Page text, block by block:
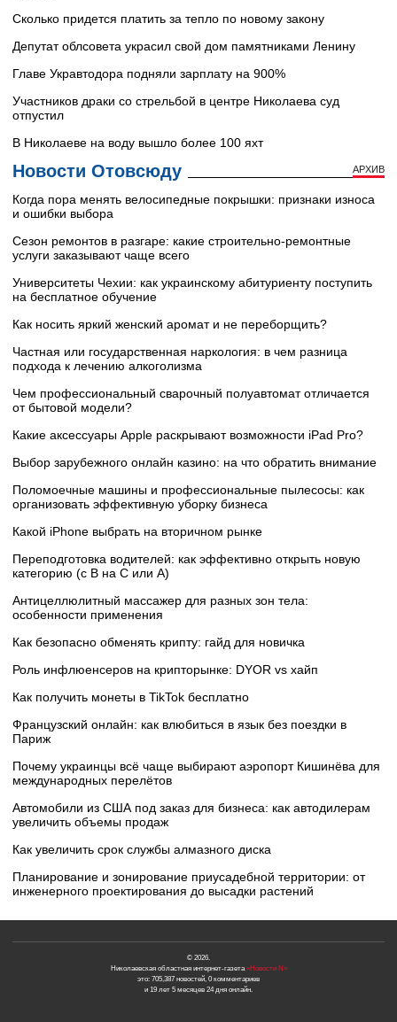
Сколько придется платить за тепло по новому закону
Депутат облсовета украсил свой дом памятниками Ленину
Главе Укравтодора подняли зарплату на 900%
Участников драки со стрельбой в центре Николаева суд
отпустил
В Николаеве на воду вышло более 100 яхт
Новости Отовсюду АРХИВ
Когда пора менять велосипедные покрышки: признаки износа
и ошибки выбора
Сезон ремонтов в разгаре: какие строительно-ремонтные
услуги заказывают чаще всего
Университеты Чехии: как украинскому абитуриенту поступить
на бесплатное обучение
Как носить яркий женский аромат и не переборщить?
Частная или государственная наркология: в чем разница
подхода к лечению алкоголизма
Чем профессиональный сварочный полуавтомат отличается
от бытовой модели?
Какие аксессуары Apple раскрывают возможности iPad Pro?
Выбор зарубежного онлайн казино: на что обратить внимание
Поломоечные машины и профессиональные пылесосы: как
организовать эффективную уборку бизнеса
Какой iPhone выбрать на вторичном рынке
Переподготовка водителей: как эффективно открыть новую
категорию (с B на C или А)
Антицеллюлитный массажер для разных зон тела:
особенности применения
Как безопасно обменять крипту: гайд для новичка
Роль инфлюенсеров на крипторынке: DYOR vs хайп
Как получить монеты в TikTok бесплатно
Французский онлайн: как влюбиться в язык без поездки в
Париж
Почему украинцы всё чаще выбирают аэропорт Кишинёва для
международных перелётов
Автомобили из США под заказ для бизнеса: как автодилерам
увеличить объемы продаж
Как увеличить срок службы алмазного диска
Планирование и зонирование приусадебной территории: от
инженерного проектирования до высадки растений
© 2026.
Николаевская областная интернет-газета«Новости N»
это: 705,387 новостей, 0 комментариев
и 19 лет 5 месяцев 24 дня онлайн.